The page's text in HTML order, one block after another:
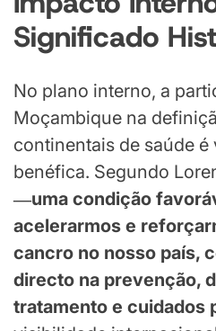
Significado
No plano interno, a
Moçambique na
continentais de saúde
benéfica. Segundo
―uma condição
acelerarmos e
cancro no nosso país,
directo na prevenção,
tratamento e cuidados